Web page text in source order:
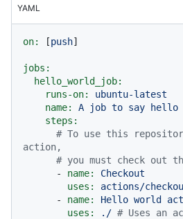
YAML
on: [push]
jobs:
hello_world_job:
runs-on:
ubuntu-latest
name:
A job to say hello
steps:
# To use this
action,
# you must check out
-
name:
Checkout
uses:
actions/
-
name: Hello world
uses:
./ # Uses an